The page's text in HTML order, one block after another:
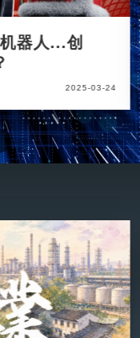
器人...创
2025-03-24